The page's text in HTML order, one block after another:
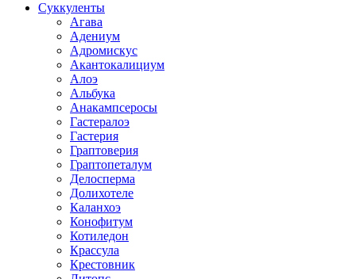
Суккуленты
Агава
Адениум
Адромискус
Акантокалициум
Алоэ
Альбука
Анакампсеросы
Гастералоэ
Гастерия
Граптоверия
Граптопеталум
Делосперма
Долихотеле
Каланхоэ
Конофитум
Котиледон
Крассула
Крестовник